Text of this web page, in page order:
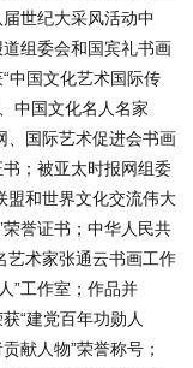
世纪大采风活动中
组委会和国宾礼书画
中国文化艺术国际传
中国文化名人名家
、国际艺术促进会书画
；被亚太时报网组委
盟和世界文化交流伟大
誉证书；中华人民共
艺术家张通云书画工作
”工作室；作品并
“建党百年功勋人
献人物”荣誉称号；